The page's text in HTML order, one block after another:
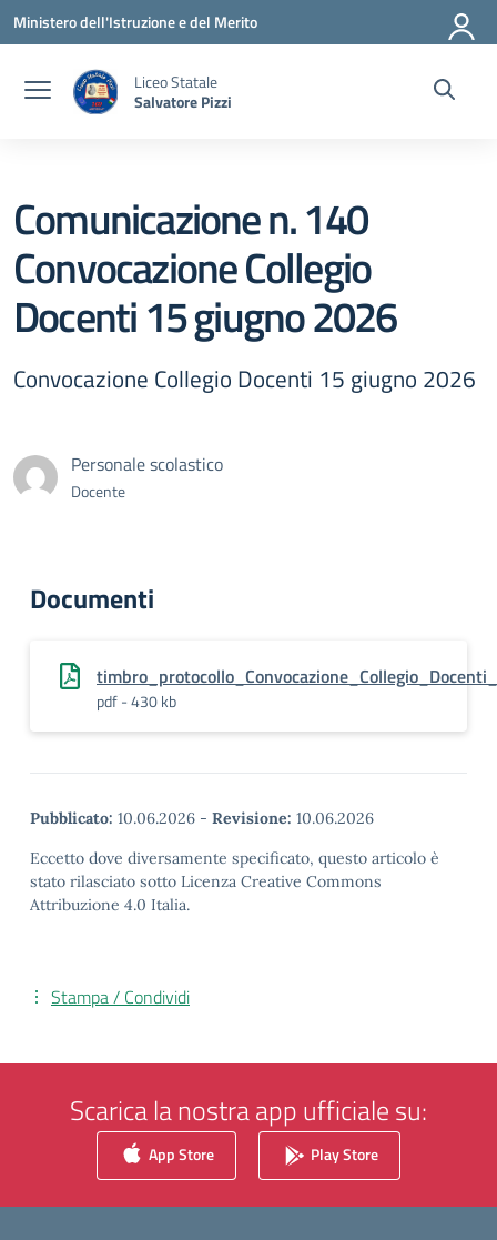
Vai ai contenuti
Vai al menu di navigazione
Vai al footer
Ministero dell'Istruzione e del Merito
Liceo Statale
Salvatore Pizzi
Comunicazione n. 140
Convocazione Collegio
Docenti 15 giugno 2026
Convocazione Collegio Docenti 15 giugno 2026
Personale scolastico
Docente
Documenti
pdf - 430 kb
Pubblicato: 10.06.2026 - Revisione: 10.06.2026
Eccetto dove diversamente specificato, questo articolo è
stato rilasciato sotto Licenza Creative Commons
Attribuzione 4.0 Italia.
Stampa / Condividi
Scarica la nostra app ufficiale su:
App Store Play Store